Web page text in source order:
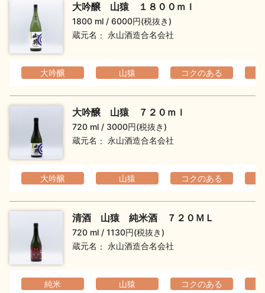
美味しい地酒の選び方
地酒蔵元会とは
お問い合わせ
大吟醸 山猿 １８００ｍｌ
1800 ml
6000円(税抜き)
蔵元名
永山酒造合名会社
大吟醸 山猿 コクのある
大吟醸 山猿 ７２０ｍｌ
720 ml
3000円(税抜き)
蔵元名
永山酒造合名会社
大吟醸 山猿 コクのある
清酒 山猿 純米酒 ７２０ＭＬ
720 ml
1130円(税抜き)
蔵元名
永山酒造合名会社
純米 山猿 コクのある